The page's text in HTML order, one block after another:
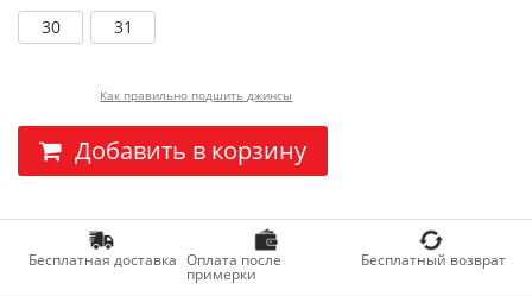
30 31
Как правильно подшить джинсы
Добавить в корзину
Бесплатная доставка Оплата после
примерки
Бесплатный возврат